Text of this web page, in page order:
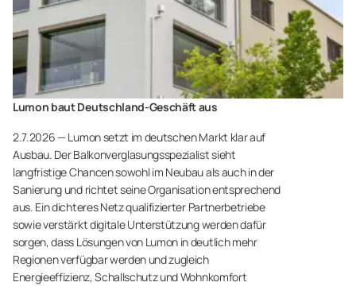
Lumon baut Deutschland-Geschäft aus
2.7.2026 — Lumon setzt im deutschen Markt klar auf
Ausbau. Der Balkonverglasungsspezialist sieht
langfristige Chancen sowohl im Neubau als auch in der
Sanierung und richtet seine Organisation entsprechend
aus. Ein dichteres Netz qualifizierter Partnerbetriebe
sowie verstärkt digitale Unterstützung werden dafür
sorgen, dass Lösungen von Lumon in deutlich mehr
Regionen verfügbar werden und zugleich
Energieeffizienz, Schallschutz und Wohnkomfort